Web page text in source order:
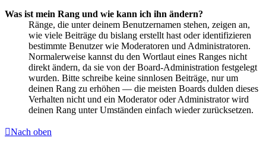
Was ist mein Rang und wie kann ich ihn ändern?
Ränge, die unter deinem Benutzernamen stehen, zeigen an,
wie viele Beiträge du bislang erstellt hast oder identifizieren
bestimmte Benutzer wie Moderatoren und Administratoren.
Normalerweise kannst du den Wortlaut eines Ranges nicht
direkt ändern, da sie von der Board-Administration festgelegt
wurden. Bitte schreibe keine sinnlosen Beiträge, nur um
deinen Rang zu erhöhen — die meisten Boards dulden dieses
Verhalten nicht und ein Moderator oder Administrator wird
deinen Rang unter Umständen einfach wieder zurücksetzen.
Nach oben